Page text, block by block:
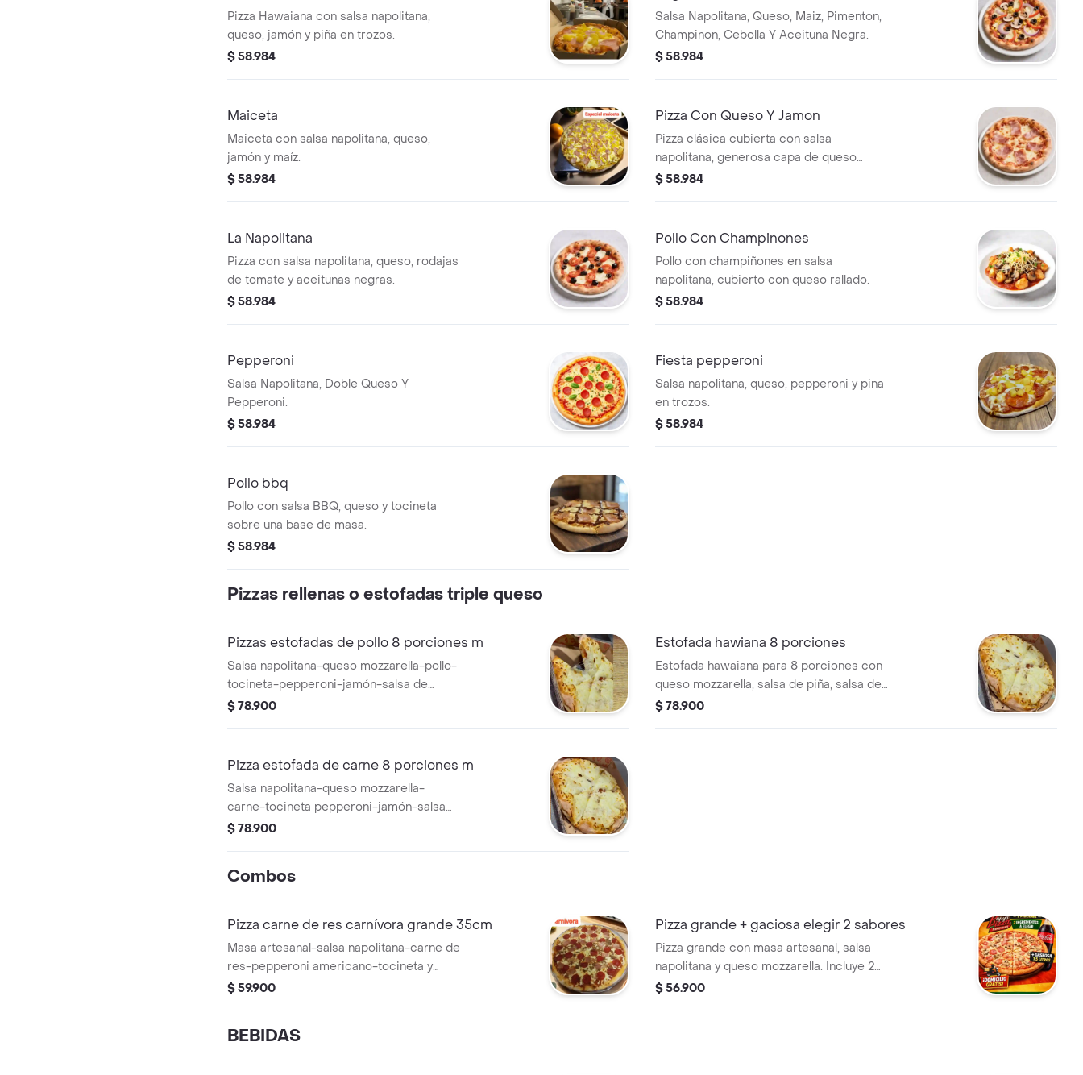
Pizza Hawaiana con salsa napolitana,
queso, jamón y piña en trozos.
$ 58.984
Salsa Napolitana, Queso, Maiz, Pimenton,
Champinon, Cebolla Y Aceituna Negra.
$ 58.984
Maiceta
Maiceta con salsa napolitana, queso,
jamón y maíz.
$ 58.984
Pizza Con Queso Y Jamon
Pizza clásica cubierta con salsa
napolitana, generosa capa de queso
fundido y jamón, ideal para compartir.
$ 58.984
La Napolitana
Pizza con salsa napolitana, queso, rodajas
de tomate y aceitunas negras.
$ 58.984
Pollo Con Champinones
Pollo con champiñones en salsa
napolitana, cubierto con queso rallado.
$ 58.984
Pepperoni
Salsa Napolitana, Doble Queso Y
Pepperoni.
$ 58.984
Fiesta pepperoni
Salsa napolitana, queso, pepperoni y pina
en trozos.
$ 58.984
Pollo bbq
Pollo con salsa BBQ, queso y tocineta
sobre una base de masa.
$ 58.984
Pizzas rellenas o estofadas triple queso
Pizzas estofadas de pollo 8 porciones m
Salsa napolitana-queso mozzarella-pollo-
tocineta-pepperoni-jamón-salsa de
queso-triple queso
$ 78.900
Estofada hawiana 8 porciones
Estofada hawaiana para 8 porciones con
queso mozzarella, salsa de piña, salsa de
queso, triple queso, piña en trozos y
$ 78.900
Pizza estofada de carne 8 porciones m
Salsa napolitana-queso mozzarella-
carne-tocineta pepperoni-jamón-salsa
de queso-y triple queso
$ 78.900
Combos
Pizza carne de res carnívora grande 35cm
Masa artesanal-salsa napolitana-carne de
res-pepperoni americano-tocineta y
doble queso + gaseosa 1.5 8 porciones
$ 59.900
Pizza grande + gaciosa elegir 2 sabores
Pizza grande con masa artesanal, salsa
napolitana y queso mozzarella. Incluye 2
ingredientes a elegir y gaseosa de 1.5
$ 56.900
BEBIDAS